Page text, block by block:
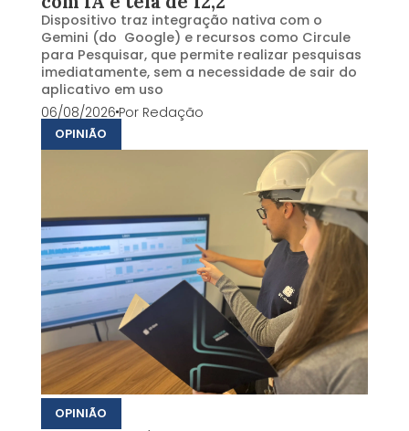
Dispositivo traz integração nativa com o
Gemini (do Google) e recursos como Circule
para Pesquisar, que permite realizar pesquisas
imediatamente, sem a necessidade de sair do
aplicativo em uso
06/08/2026Por Redação
OPINIÃO
OPINIÃO